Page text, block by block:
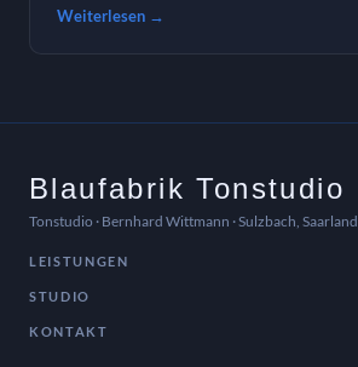
Weiterlesen →
Blaufabrik Tonstudio
Tonstudio · Bernhard Wittmann · Sulzbach, Saarland
LEISTUNGEN
STUDIO
KONTAKT